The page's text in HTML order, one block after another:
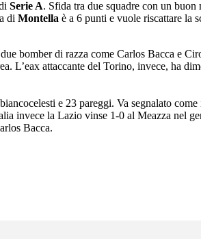
Serie A. Sfida tra due squadre con un
di Montella è a 6 punti e vuole riscattare la
bomber di razza come Carlos Bacca e
L’eax attaccante del Torino, invece, ha
e 23 pareggi. Va segnalato
invece la Lazio vinse 1-0 al Meazza nel
Bacca.